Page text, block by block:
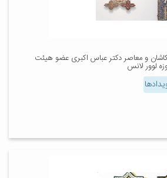
و معاصر دکتر عباس اکبری عضو هیئت
لوور لانس